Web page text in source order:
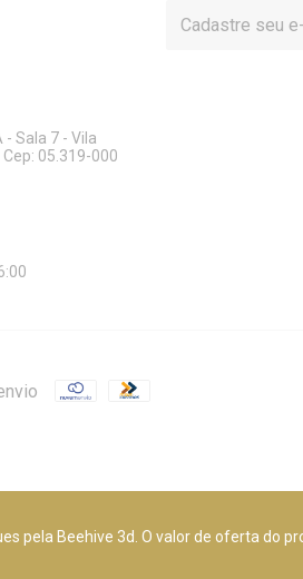
- Sala 7 - Vila
05.319-000
pela Beehive 3d. O valor de oferta do